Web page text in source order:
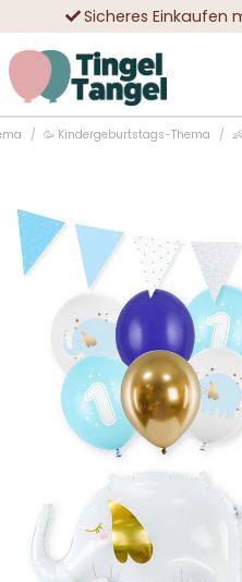
Zehntausende
🥳 Kindergeburtstags-Thema